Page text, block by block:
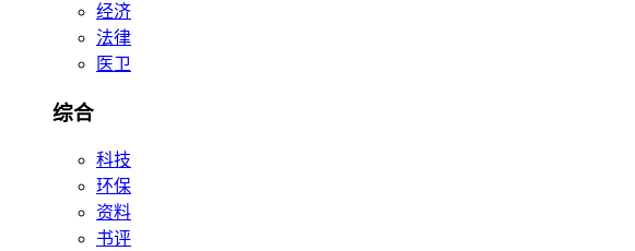
经济
法律
医卫
综合
科技
环保
资料
书评